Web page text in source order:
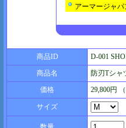
アーマージャ
商品ID
D-001
商品名
防刃Tシャ
価格
29,800円
サイズ